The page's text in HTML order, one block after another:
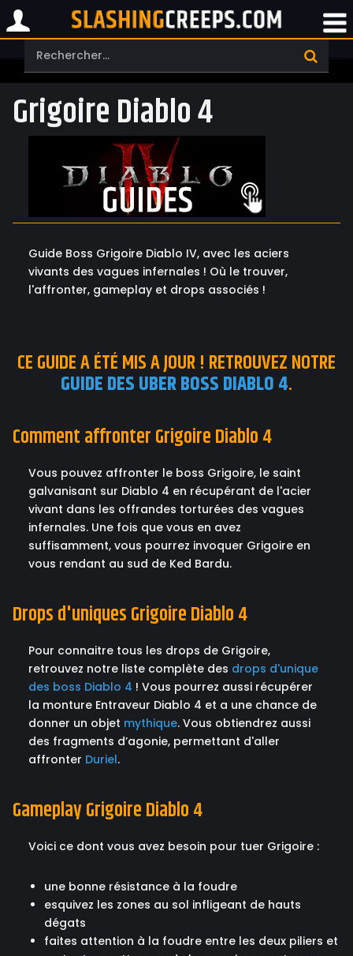
Grigoire Diablo 4
Guide Boss Grigoire Diablo IV, avec les aciers
vivants des vagues infernales ! Où le trouver,
l'affronter, gameplay et drops associés !
CE GUIDE A ÉTÉ MIS A JOUR ! RETROUVEZ NOTRE
GUIDE DES UBER BOSS DIABLO 4.
Comment affronter Grigoire Diablo 4
Vous pouvez affronter le boss Grigoire, le saint
galvanisant sur Diablo 4 en récupérant de l'acier
vivant dans les offrandes torturées des vagues
infernales. Une fois que vous en avez
suffisamment, vous pourrez invoquer Grigoire en
vous rendant au sud de Ked Bardu.
Drops d'uniques Grigoire Diablo 4
Pour connaitre tous les drops de Grigoire,
retrouvez notre liste complète des drops d'unique
des boss Diablo 4 ! Vous pourrez aussi récupérer
la monture Entraveur Diablo 4 et a une chance de
donner un objet mythique. Vous obtiendrez aussi
des fragments d’agonie, permettant d'aller
affronter Duriel.
Gameplay Grigoire Diablo 4
Voici ce dont vous avez besoin pour tuer Grigoire :
une bonne résistance à la foudre
esquivez les zones au sol infligeant de hauts
dégats
faites attention à la foudre entre les deux piliers et